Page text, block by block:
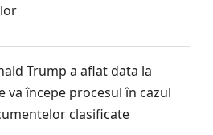
Trump a aflat data la
va începe procesul în cazul
clasificate